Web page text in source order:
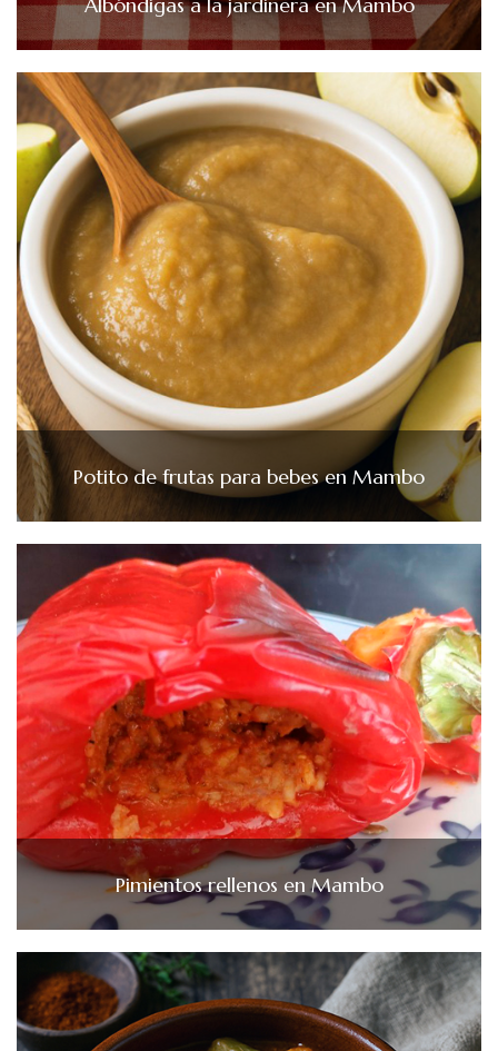
Potito de frutas para bebes en Mambo
Pimientos rellenos en Mambo